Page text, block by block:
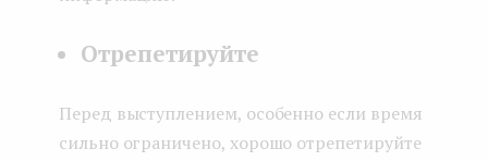
Отрепетируйте
Перед выступлением, особенно если время
сильно ограничено, хорошо отрепетируйте